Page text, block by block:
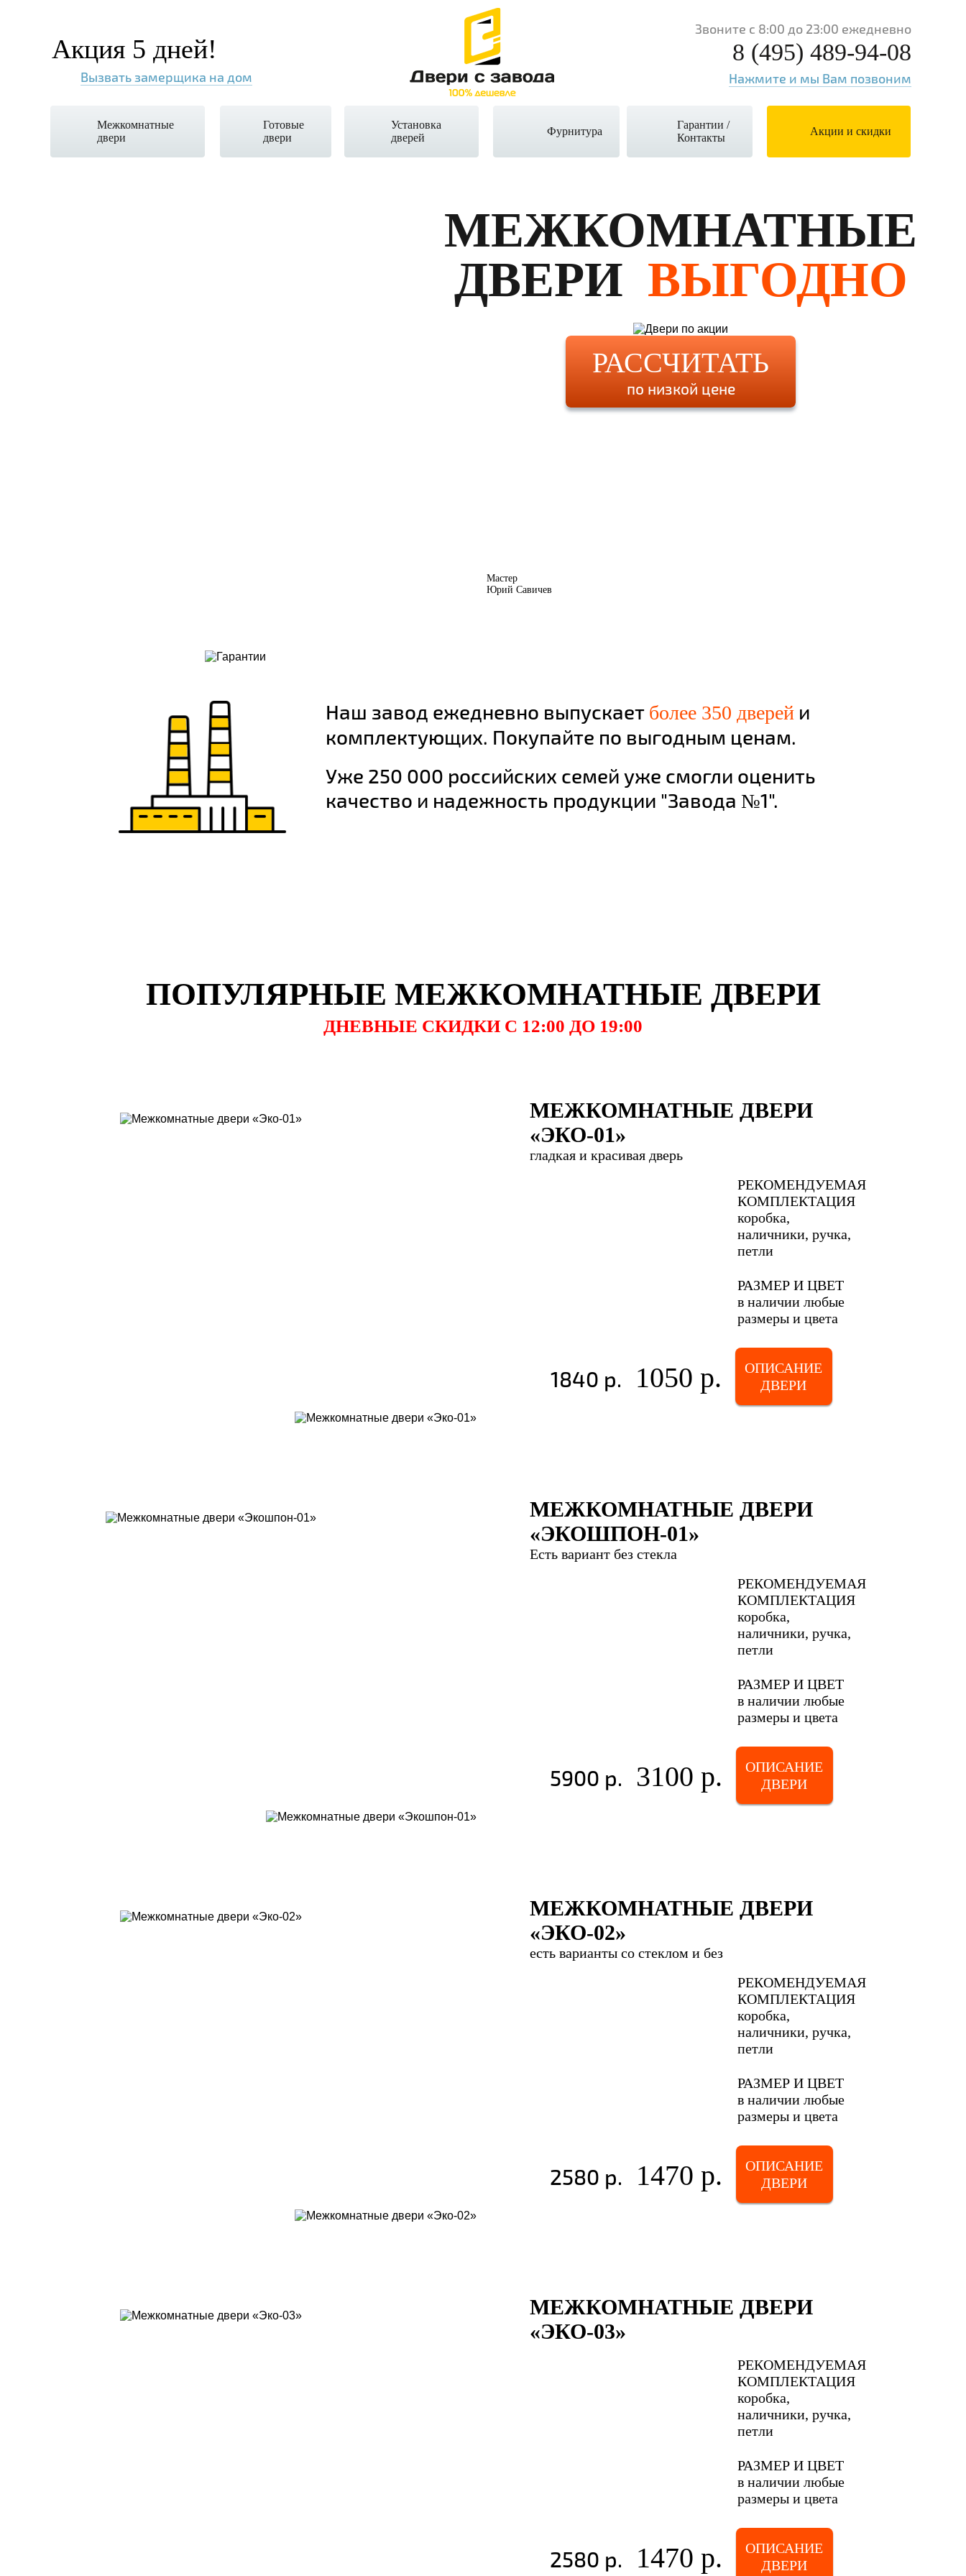
Акция 5 дней!
Вызвать замерщика на дом
Звоните с 8:00 до 23:00 ежедневно
8 (495) 489-94-08
Нажмите и мы Вам позвоним
Межкомнатные
двери
Готовые
двери
Установка
дверей
Фурнитура
Гарантии /
Контакты
Акции и скидки
МЕЖКОМНАТНЫЕ
ДВЕРИ ВЫГОДНО
РАССЧИТАТЬ
по низкой цене
Мастер
Юрий Савичев
Наш завод ежедневно выпускает более 350 дверейи
комплектующих. Покупайте по выгодным ценам.
Уже 250 000 российских семей уже смогли оценить
качество и надежность продукции "Завода №1".
ПОПУЛЯРНЫЕ МЕЖКОМНАТНЫЕ ДВЕРИ
ДНЕВНЫЕ СКИДКИ С 12:00 ДО 19:00
МЕЖКОМНАТНЫЕ ДВЕРИ
«ЭКО-01»
гладкая и красивая дверь
РЕКОМЕНДУЕМАЯ
КОМПЛЕКТАЦИЯ
коробка,
наличники, ручка,
петли
РАЗМЕР И ЦВЕТ
в наличии любые
размеры и цвета
1840 р. 1050 р.
ОПИСАНИЕ
ДВЕРИ
МЕЖКОМНАТНЫЕ ДВЕРИ
«ЭКОШПОН-01»
Есть вариант без стекла
РЕКОМЕНДУЕМАЯ
КОМПЛЕКТАЦИЯ
коробка,
наличники, ручка,
петли
РАЗМЕР И ЦВЕТ
в наличии любые
размеры и цвета
5900 р. 3100 р.
ОПИСАНИЕ
ДВЕРИ
МЕЖКОМНАТНЫЕ ДВЕРИ
«ЭКО-02»
есть варианты со стеклом и без
РЕКОМЕНДУЕМАЯ
КОМПЛЕКТАЦИЯ
коробка,
наличники, ручка,
петли
РАЗМЕР И ЦВЕТ
в наличии любые
размеры и цвета
2580 р. 1470 р.
ОПИСАНИЕ
ДВЕРИ
МЕЖКОМНАТНЫЕ ДВЕРИ
«ЭКО-03»
РЕКОМЕНДУЕМАЯ
КОМПЛЕКТАЦИЯ
коробка,
наличники, ручка,
петли
РАЗМЕР И ЦВЕТ
в наличии любые
размеры и цвета
2580 р. 1470 р.
ОПИСАНИЕ
ДВЕРИ